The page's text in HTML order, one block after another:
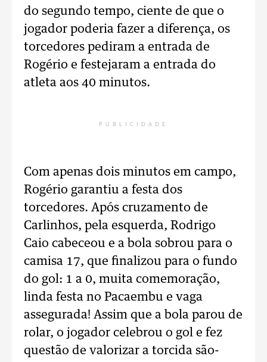
do segundo tempo, ciente de que o
jogador poderia fazer a diferença, os
torcedores pediram a entrada de
Rogério e festejaram a entrada do
atleta aos 40 minutos.
PUBLICIDADE
Com apenas dois minutos em campo,
Rogério garantiu a festa dos
torcedores. Após cruzamento de
Carlinhos, pela esquerda, Rodrigo
Caio cabeceou e a bola sobrou para o
camisa 17, que finalizou para o fundo
do gol: 1 a 0, muita comemoração,
linda festa no Pacaembu e vaga
assegurada! Assim que a bola parou de
rolar, o jogador celebrou o gol e fez
questão de valorizar a torcida são-